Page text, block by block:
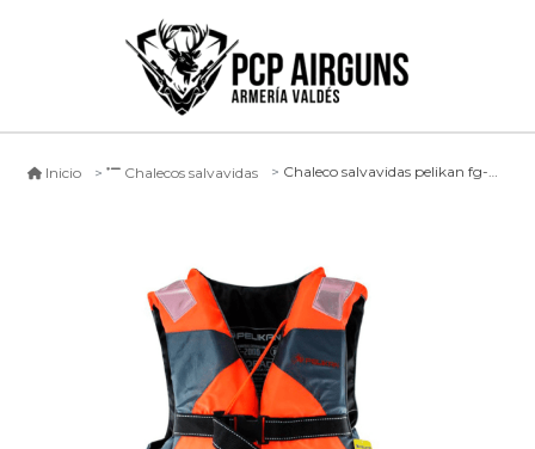
Inicio Chalecos salvavidas Chaleco salvavidas pelikan fg-2000 - xxl